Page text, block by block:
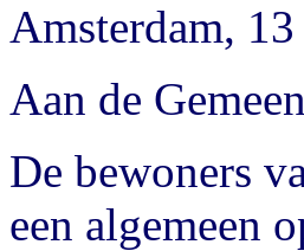
Amsterdam,
Aan de
De bewoners
een algemeen